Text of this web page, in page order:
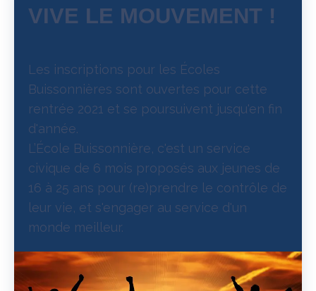
VIVE LE MOUVEMENT !
Les inscriptions pour les Écoles
Buissonnières sont ouvertes pour cette
rentrée 2021 et se poursuivent jusqu'en fin
d'année.
L’École Buissonnière, c'est un service
civique de 6 mois proposés aux jeunes de
16 à 25 ans pour (re)prendre le contrôle de
leur vie, et s'engager au service d'un
monde meilleur.